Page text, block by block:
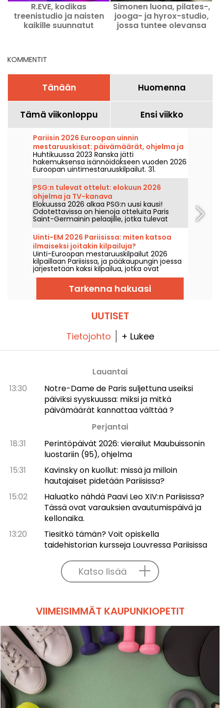
R.EVE, kodikas
treenistudio ja naisten
kaikille suunnatut
Simonen luona, pilates-,
jooga- ja hyrox-studio,
jossa tuntee olevansa
KOMMENTIT
Tänään Huomenna
Tämä viikonloppu Ensi viikko
Pariisin 2026 Euroopan uinnin
mestaruuskisat: päivämäärät, ohjelma ja
kilpailuun liittyvät tiedot
Huhtikuussa 2023 Ranska jätti
hakemuksensa isännöidäkseen vuoden 2026
Euroopan uintimestaruuskilpailut. 31.
heinäkuuta–16. elokuuta Olymppinen
Uintikeskus toivottaa sinut tervetulleeksi
kannustamaan uimareitamme. Tässä kaikki
tiedot kilpailusta ja lajeista!
PSG:n tulevat ottelut: elokuun 2026
ohjelma ja TV-kanava
Elokuussa 2026 alkaa PSG:n uusi kausi!
Odotettavissa on hienoja otteluita Paris
Saint-Germainin pelaajille, jotka tulevat
varmasti jatkamaan pokaalien voittamista
Luis Enriquen rinnalla.
Uinti-EM 2026 Pariisissa: miten katsoa
ilmaiseksi joitakin kilpailuja?
Uinti-Euroopan mestaruuskilpailut 2026
kilpaillaan Pariisissa, ja pääkaupungin joessa
järjestetään kaksi kilpailua, jotka ovat
yleisölle aiempaa helpommin
saavutettavissa. Miten voi seurata
avovesuinnin kilpailuja ja korkean
hyppäämisen lajeja ensi elokuussa?
Tarkenna hakuasi
UUTISET
Tietojohto + Lukee
Lauantai
13:30
Notre-Dame de Paris suljettuna useiksi
päiviksi syyskuussa: miksi ja mitkä
päivämäärät kannattaa välttää ?
Perjantai
18:31
Perintöpäivät 2026: vierailut Maubuissonin
luostariin (95), ohjelma
15:31
Kavinsky on kuollut: missä ja milloin
hautajaiset pidetään Pariisissa?
15:02
Haluatko nähdä Paavi Leo XIV:n Pariisissa?
Tässä ovat varauksien avautumispäivä ja
kellonaika.
13:20
Tiesitkö tämän? Voit opiskella
taidehistorian kursseja Louvressa Pariisissa
Katso lisää
VIIMEISIMMÄT KAUPUNKIOPETIT